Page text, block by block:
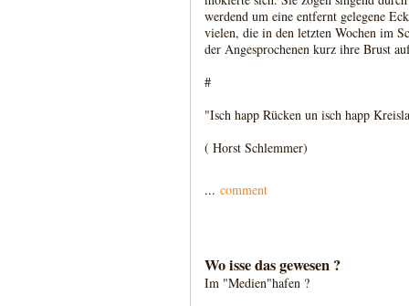
werdend um eine entfernt gelegene
vielen, die in den letzten Wochen im
der Angesprochenen kurz ihre Brust
#
"Isch happ Rücken un isch happ
( Horst Schlemmer)
... comment
Wo isse das gewesen ?
Im "Medien"hafen ?